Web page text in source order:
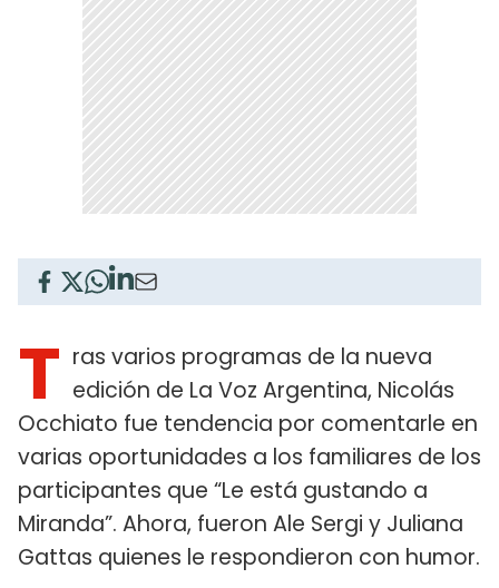
T ras varios programas de la nueva
edición de La Voz Argentina, Nicolás
Occhiato fue tendencia por comentarle en
varias oportunidades a los familiares de los
participantes que “Le está gustando a
Miranda”. Ahora, fueron Ale Sergi y Juliana
Gattas quienes le respondieron con humor.